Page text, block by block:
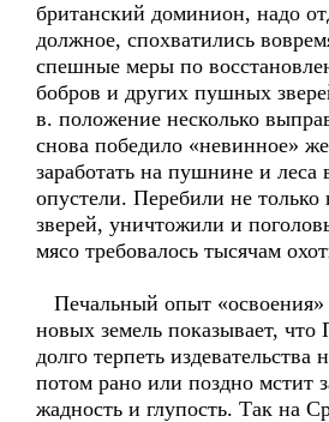
британский доминион, надо
должное, спохватились
спешные меры по
бобров и других пушных
в. положение несколько
снова победило «невинное»
заработать на пушнине и леса
опустели. Перебили не
зверей, уничтожили и
мясо требовалось тысячам
Печальный опыт «освоения»
новых земель показывает, что
долго терпеть издевательства
потом рано или поздно мстит
жадность и глупость. Так на